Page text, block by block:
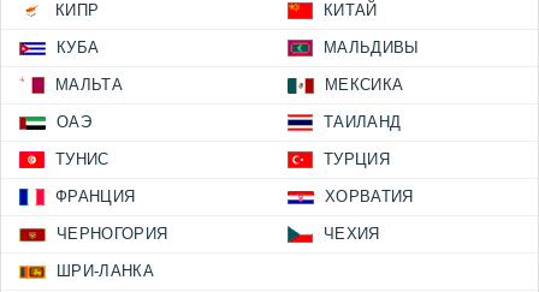
КИПР КИТАЙ
КУБА МАЛЬДИВЫ
МАЛЬТА МЕКСИКА
ОАЭ ТАИЛАНД
ТУНИС ТУРЦИЯ
ФРАНЦИЯ ХОРВАТИЯ
ЧЕРНОГОРИЯ ЧЕХИЯ
ШРИ-ЛАНКА